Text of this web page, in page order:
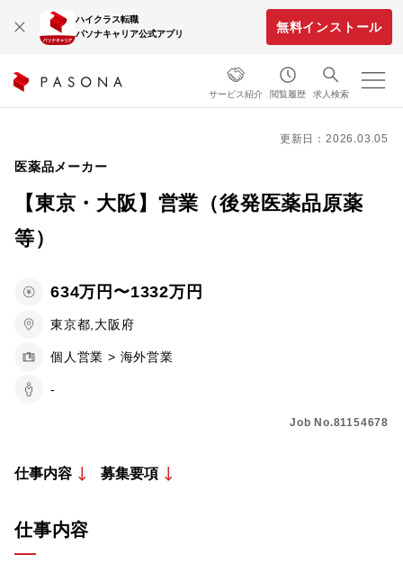
ハイクラス転職
パソナキャリア公式アプリ
無料インストール
サービス紹介 閲覧履歴 求人検索
更新日：2026.03.05
医薬品メーカー
【東京・大阪】営業（後発医薬品原薬
等）
634万円〜1332万円
東京都,大阪府
個人営業 > 海外営業
-
Job No.81154678
仕事内容 募集要項
仕事内容